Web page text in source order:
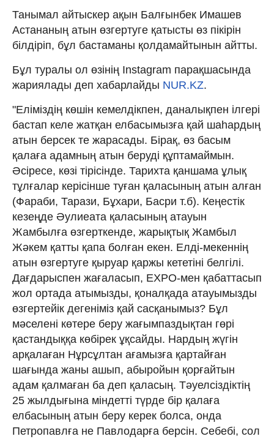
Танымал айтыскер ақын Балғынбек Имашев
Астананың атын өзгертуге қатысты өз пікірін
білдіріп, бұл бастаманы қолдамайтынын айтты.
Бұл туралы ол өзінің Instagram парақшасында
жариялады деп хабарлайды NUR.KZ.
"Еліміздің көшін кемелдікпен, даналықпен ілгері
бастап келе жатқан елбасымызға қай шаһардың
атын берсек те жарасады. Бірақ, өз басым
қалаға адамның атын беруді құптамаймын.
Әсіресе, көзі тірісінде. Тариxта қаншама ұлық
тұлғалар керісінше туған қаласының атын алған
(Фараби, Тарази, Бұxари, Басри т.б). Кеңестік
кезеңде Әулиеата қаласының атауын
Жамбылға өзгерткенде, жарықтық Жамбыл
Жәкем қатты қапа болған екен. Елді-мекеннің
атын өзгертуге қыруар қаржы кететіні белгілі.
Дағдарыспен жағаласып, EXPO-мен қабаттасып
жол ортада атымызды, қоналқада атауымызды
өзгертейік дегеніміз қай сасқанымыз? Бұл
мәселені көтере беру жағымпаздықтан гөрі
қастандыққа көбірек ұқсайды. Нардың жүгін
арқалаған Нұрсұлтан ағамызға қартайған
шағында жаны ашып, абыройын қорғайтын
адам қалмаған ба деп қаласың. Тәуелсіздіктің
25 жылдығына міндетті түрде бір қалаға
елбасының атын беру керек болса, онда
Петропавлға не Павлодарға берсін. Себебі, сол